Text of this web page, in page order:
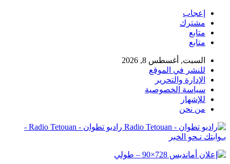
إعجاب
مشترك
متابع
متابع
السبت, أغسطس 8, 2026
للنشر في الموقع
الإدارة والتحرير
سياسة الخصوصية
للإشهار
من نحن
راديو تطوان - Radio Tetouan -
بـوابتك نـحو الخبر